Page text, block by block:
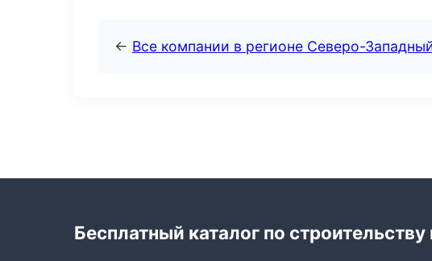
← Все компании в регионе Северо-
Бесплатный каталог по